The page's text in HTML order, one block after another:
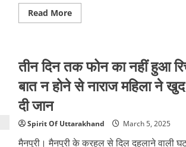
दिए
निर्देश
Read MoreRead
more
से
सामना…
सामने
एक
साथी
कर
तोड़
दिया
तीन दिन तक फोन का नहीं हुआ
बात न होने से नाराज महिला ने
दी जान
Spirit Of Uttarakhand March 5, 2025
मैनपुरी। मैनपुरी के करहल से दिल दहलाने वाली